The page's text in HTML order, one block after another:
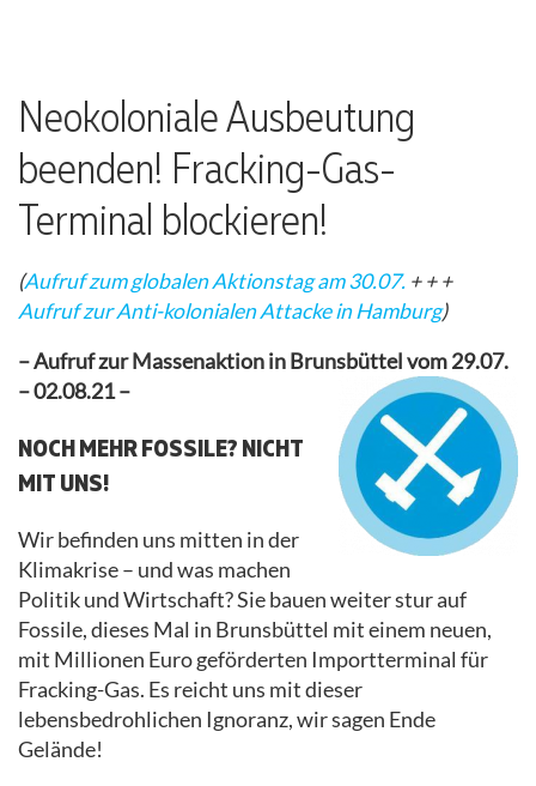
Neokoloniale Ausbeutung
beenden! Fracking-Gas-
Terminal blockieren!
(Aufruf zum globalen Aktionstag am 30.07. + + +
Aufruf zur Anti-kolonialen Attacke in Hamburg)
– Aufruf zur Massenaktion in Brunsbüttel vom 29.07.
– 02.08.21 –
NOCH MEHR FOSSILE? NICHT
MIT UNS!
Wir befinden uns mitten in der
Klimakrise – und was machen
Politik und Wirtschaft? Sie bauen weiter stur auf
Fossile, dieses Mal in Brunsbüttel mit einem neuen,
mit Millionen Euro geförderten Importterminal für
Fracking-Gas. Es reicht uns mit dieser
lebensbedrohlichen Ignoranz, wir sagen Ende
Gelände!